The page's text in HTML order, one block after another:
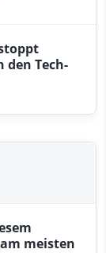
den Tech-
meisten